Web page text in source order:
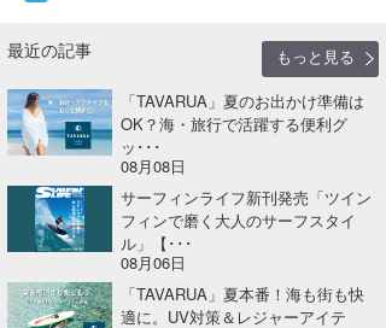
最近の記事
もっと見る
「TAVARUA」夏のお出かけ準備は
OK？海・旅行で活躍する便利グ
ッ･･･
08月08日
サーフィンライフ新刊発売「ツイン
フィンで磨く大人のサーフスタイ
ル」【･･･
08月06日
「TAVARUA」夏本番！海も街も快
適に。UV対策＆レジャーアイテ